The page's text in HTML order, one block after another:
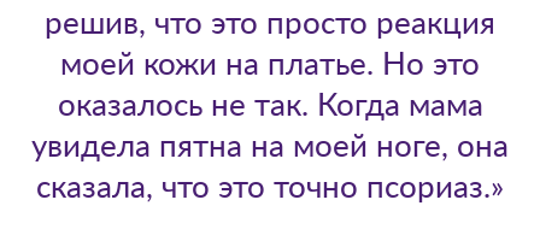
решив, что это просто реакция
моей кожи на платье. Но это
оказалось не так. Когда мама
увидела пятна на моей ноге, она
сказала, что это точно псориаз.»